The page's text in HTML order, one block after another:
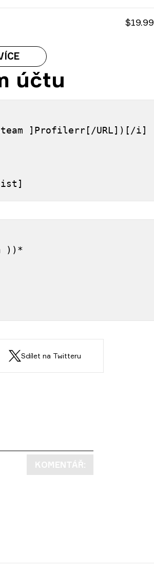
$19.99
účtu
]Profilerr[/URL])[/i]
))*
Sdílet na Twitteru
KOMENTÁŘ: